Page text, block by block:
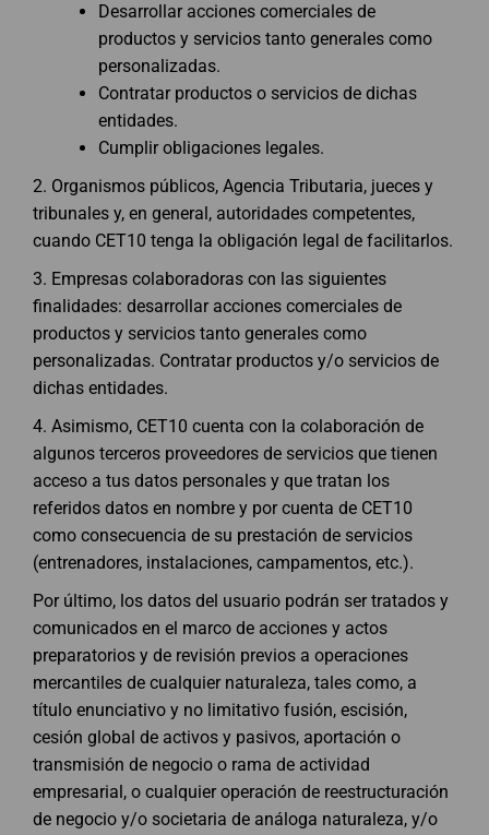
Desarrollar acciones comerciales de
productos y servicios tanto generales como
personalizadas.
Contratar productos o servicios de dichas
entidades.
Cumplir obligaciones legales.
2. Organismos públicos, Agencia Tributaria, jueces y
tribunales y, en general, autoridades competentes,
cuando CET10 tenga la obligación legal de facilitarlos.
3. Empresas colaboradoras con las siguientes
finalidades: desarrollar acciones comerciales de
productos y servicios tanto generales como
personalizadas. Contratar productos y/o servicios de
dichas entidades.
4. Asimismo, CET10 cuenta con la colaboración de
algunos terceros proveedores de servicios que tienen
acceso a tus datos personales y que tratan los
referidos datos en nombre y por cuenta de CET10
como consecuencia de su prestación de servicios
(entrenadores, instalaciones, campamentos, etc.).
Por último, los datos del usuario podrán ser tratados y
comunicados en el marco de acciones y actos
preparatorios y de revisión previos a operaciones
mercantiles de cualquier naturaleza, tales como, a
título enunciativo y no limitativo fusión, escisión,
cesión global de activos y pasivos, aportación o
transmisión de negocio o rama de actividad
empresarial, o cualquier operación de reestructuración
de negocio y/o societaria de análoga naturaleza, y/o